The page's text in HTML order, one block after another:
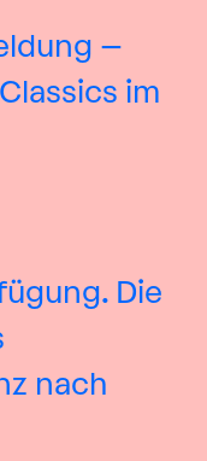
–
im
Die
nach